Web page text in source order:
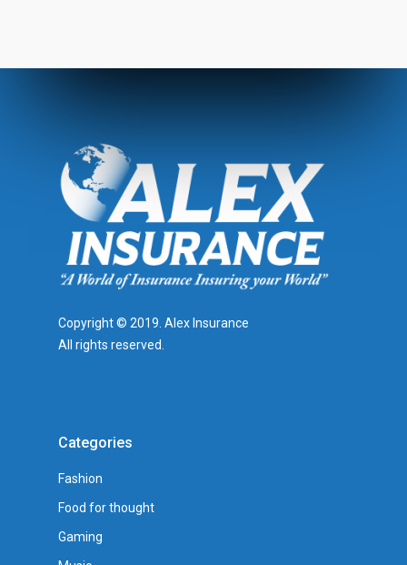
Copyright © 2019. Alex Insurance
All rights reserved.
Categories
Fashion
Food for thought
Gaming